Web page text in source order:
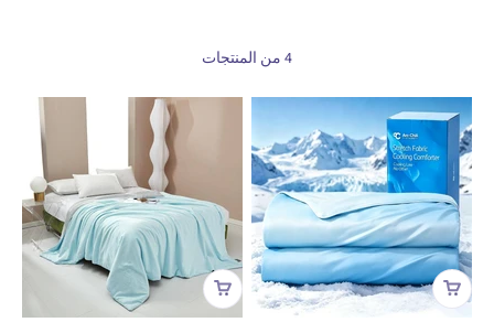
4 من المنتجات